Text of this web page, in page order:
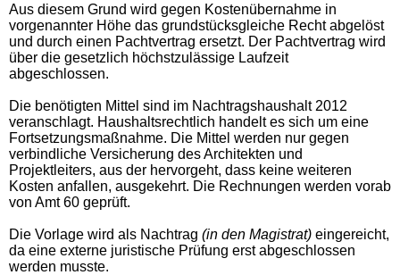
Aus diesem Grund wird gegen Kostenübernahme in
vorgenannter Höhe das grundstücksgleiche Recht abgelöst
und durch einen Pachtvertrag ersetzt. Der Pachtvertrag wird
über die gesetzlich höchstzulässige Laufzeit
abgeschlossen.
Die benötigten Mittel sind im Nachtragshaushalt 2012
veranschlagt. Haushaltsrechtlich handelt es sich um eine
Fortsetzungsmaßnahme. Die Mittel werden nur gegen
verbindliche Versicherung des Architekten und
Projektleiters, aus der hervorgeht, dass keine weiteren
Kosten anfallen, ausgekehrt. Die Rechnungen werden vorab
von Amt 60 geprüft.
Die Vorlage wird als Nachtrag (in den Magistrat) eingereicht,
da eine externe juristische Prüfung erst abgeschlossen
werden musste.